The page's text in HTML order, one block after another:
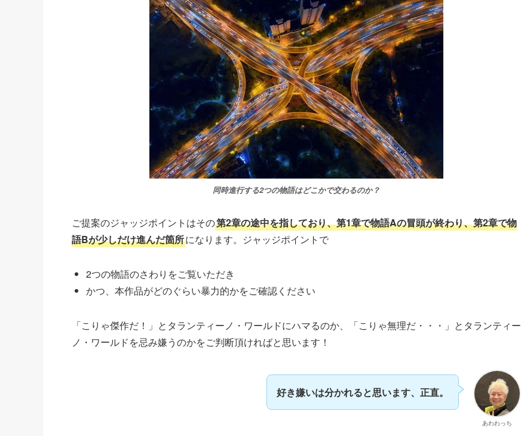
同時進行する2つの物語はどこかで交わるのか？
ご提案のジャッジポイントはその第2章の途中を指しており、第1章で物語Aの冒頭が終わり、第2章で物
語Bが少しだけ進んだ箇所になります。ジャッジポイントで
2つの物語のさわりをご覧いただき
かつ、本作品がどのぐらい暴力的かをご確認ください
「こりゃ傑作だ！」とタランティーノ・ワールドにハマるのか、「こりゃ無理だ・・・」とタランティー
ノ・ワールドを忌み嫌うのかをご判断頂ければと思います！
あわわっち
好き嫌いは分かれると思います、正直。